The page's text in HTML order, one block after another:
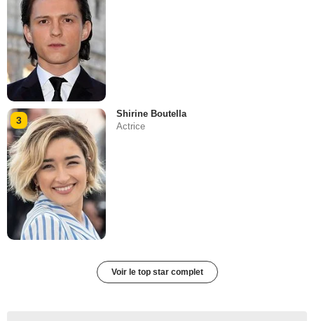
3
Shirine Boutella
Actrice
Voir le top star complet